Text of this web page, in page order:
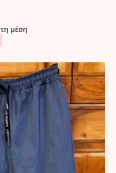
μέση